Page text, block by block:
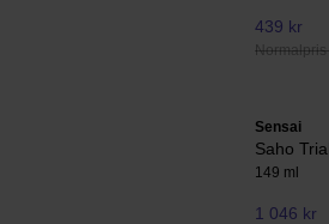
439 kr
Sensai
Saho
149 ml
1 046 kr